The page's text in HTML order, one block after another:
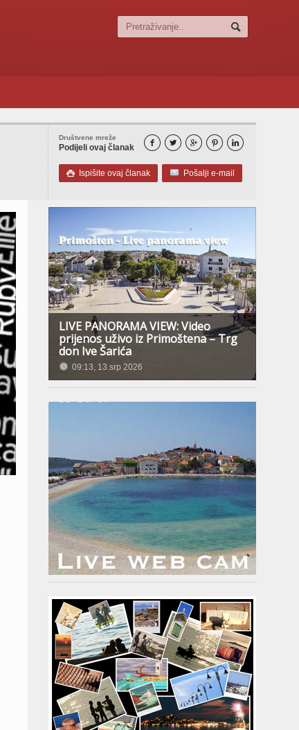
Društvene mreže
Podijeli ovaj članak     
 Ispišite ovaj članak Pošalji e-mail
LIVE PANORAMA VIEW: Video
prijenos uživo iz Primoštena – Trg
don Ive Šarića
09:13, 13.srp 2026